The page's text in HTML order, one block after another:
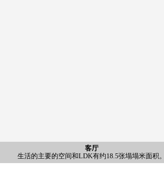
客厅
生活的主要的空间和LDK有约18.5张塌塌米面积。
外观
能停车2台(尺寸限制有)
厨房
2楼厨房上下有存储空间，是兼备设计性和功能性的组合
洗脸
公共汽车
为浴室TV被设置一边享受半身浴，一边慢慢地治疗1日
厕所
2楼厕所
厕所
3楼厕所
客厅
生活的主要的空间和LDK有约18.5张塌塌米面积。
西式房间
具有西式房间约12.7张塌塌米步入式衣帽间。
西式房间
约6.0张塌塌米西式房间
西式房间
约6.0张塌塌米西式房间
阳台
屋顶阳台
风景
是来自屋顶阳台的风景。
其他
约17.0张塌塌米1楼免费场地
其他
约17.0张塌塌米1楼免费场地
厨房
1楼厨房
厕所
1楼厕所
其他
车库
阳台
2楼阳台
阳台
3楼阳台
阳台
屋顶阳台
收纳
2楼客厅的壁橱
门口
2楼门口